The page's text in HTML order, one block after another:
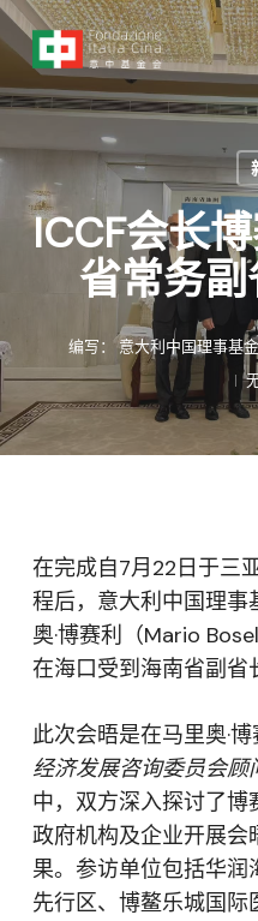
跳
至
主
要
内
ICCF会长
省常务
编写：意大利中国理事基
在完成自7月22日于三
程后，意大利中国理事
奥·博赛利（Mario
在海口受到海南省副省
此次会晤是在马里奥·
经济发展咨询委员会顾
中，双方深入探讨了
政府机构及企业开展
果。参访单位包括华
先行区、博鳌乐城国